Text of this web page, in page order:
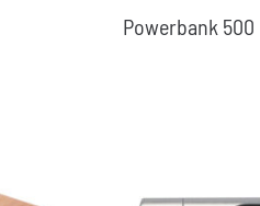
Powerbank 500